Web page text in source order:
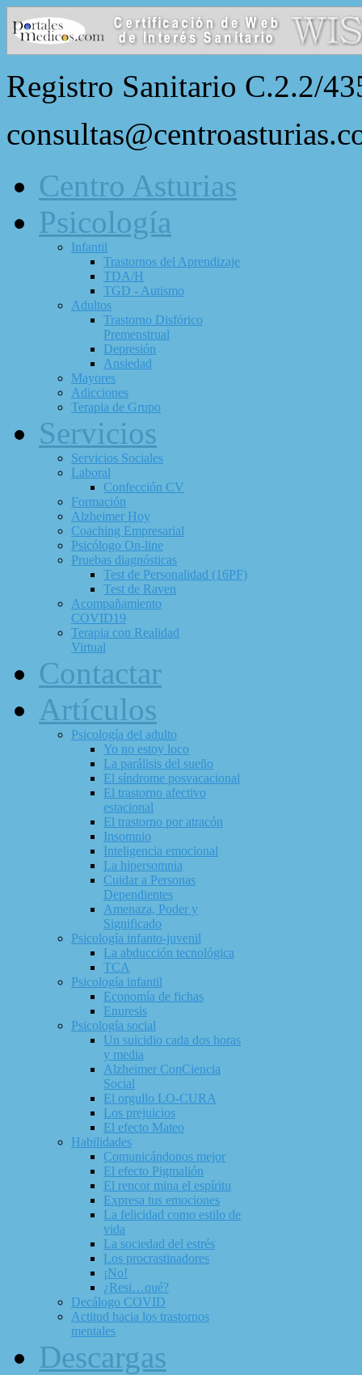
Registro Sanitario C.2.2/
Centro Asturias
Psicología
Infantil
Trastornos del Aprendizaje
TDA/H
TGD - Autismo
Adultos
Trastorno Disfórico
Premenstrual
Depresión
Ansiedad
Mayores
Adicciones
Terapia de Grupo
Servicios
Servicios Sociales
Laboral
Confección CV
Formación
Alzheimer Hoy
Coaching Empresarial
Psicólogo On-line
Pruebas diagnósticas
Test de Personalidad (16PF)
Test de Raven
Acompañamiento
COVID19
Terapia con Realidad
Virtual
Contactar
Artículos
Psicología del adulto
Yo no estoy loco
La parálisis del sueño
El síndrome posvacacional
El trastorno afectivo
estacional
El trastorno por atracón
Insomnio
Inteligencia emocional
La hipersomnia
Cuidar a Personas
Dependientes
Amenaza, Poder y
Significado
Psicología infanto-juvenil
La abducción tecnológica
TCA
Psicología infantil
Economía de fichas
Enuresis
Psicología social
Un suicidio cada dos horas
y media
Alzheimer ConCiencia
Social
El orgullo LO-CURA
Los prejuicios
El efecto Mateo
Habilidades
Comunicándonos mejor
El efecto Pigmalión
El rencor mina el espíritu
Expresa tus emociones
La felicidad como estilo de
vida
La sociedad del estrés
Los procrastinadores
¡No!
¿Resi…qué?
Decálogo COVID
Actitud hacia los trastornos
mentales
Descargas